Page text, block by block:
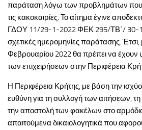
παράταση λόγω των προβλημάτων
τις κακοκαιρίες. Το αίτημα έγινε
ΓΔΟΥ 11/29-1-2022 ΦΕΚ 295/ΤΒ΄/ 30-1-
σχετικές ημερομηνίες παράτασης. Έτσι,
Φεβρουαρίου 2022 θα πρέπει να έχουν
των επιχειρήσεων στην Περιφέρεια
Η Περιφέρεια Κρήτης, με βάση την
ευθύνη για τη συλλογή των αιτήσεων,
την αποστολή των φακέλων στο
απαιτούμενα δικαιολογητικά που